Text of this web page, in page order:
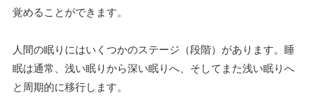
覚めることができます。
人間の眠りにはいくつかのステージ（段階）があります。睡
眠は通常、浅い眠りから深い眠りへ、そしてまた浅い眠りへ
と周期的に移行します。